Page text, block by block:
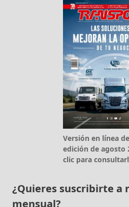
Versión en línea
edición de agosto
clic para
¿Quieres suscribirte a
mensual?